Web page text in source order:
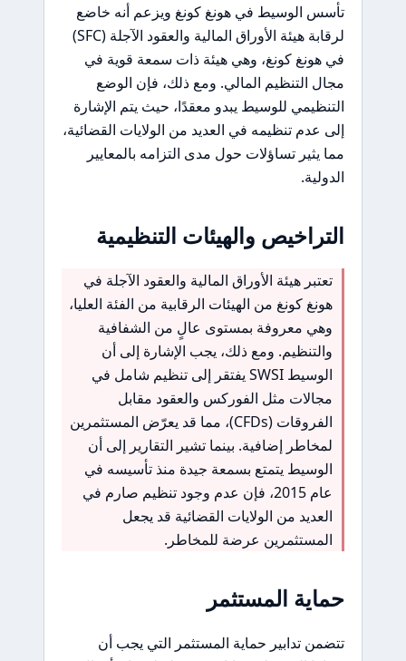
تأسس الوسيط في هونغ كونغ ويزعم أنه خاضع
لرقابة هيئة الأوراق المالية والعقود الآجلة (SFC)
في هونغ كونغ، وهي هيئة ذات سمعة قوية في
مجال التنظيم المالي. ومع ذلك، فإن الوضع
التنظيمي للوسيط يبدو معقدًا، حيث يتم الإشارة
إلى عدم تنظيمه في العديد من الولايات القضائية،
مما يثير تساؤلات حول مدى التزامه بالمعايير
الدولية.
التراخيص والهيئات التنظيمية
تعتبر هيئة الأوراق المالية والعقود الآجلة في
هونغ كونغ من الهيئات الرقابية من الفئة العليا،
وهي معروفة بمستوى عالٍ من الشفافية
والتنظيم. ومع ذلك، يجب الإشارة إلى أن
الوسيط SWSI يفتقر إلى تنظيم شامل في
مجالات مثل الفوركس والعقود مقابل
الفروقات (CFDs)، مما قد يعرّض المستثمرين
لمخاطر إضافية. بينما تشير التقارير إلى أن
الوسيط يتمتع بسمعة جيدة منذ تأسيسه في
عام 2015، فإن عدم وجود تنظيم صارم في
العديد من الولايات القضائية قد يجعل
المستثمرين عرضة للمخاطر.
حماية المستثمر
تتضمن تدابير حماية المستثمر التي يجب أن